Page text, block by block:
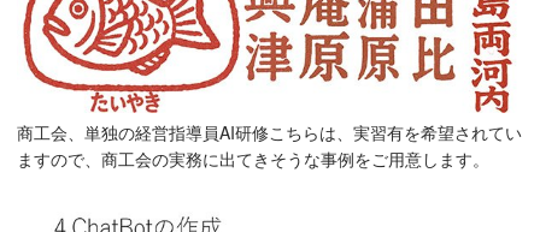
商工会、単独の経営指導員AI研修こちらは、実習有を希望されてい
ますので、商工会の実務に出てきそうな事例をご用意します。